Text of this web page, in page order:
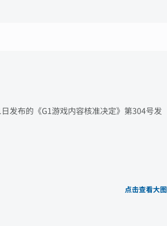
发布的《G1游戏内容核准决定》第304号发
点击查看大图